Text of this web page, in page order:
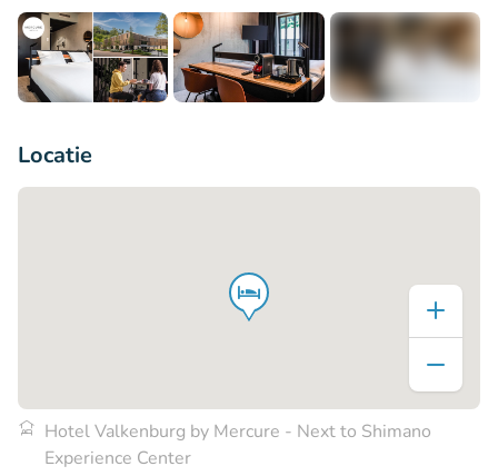
Locatie
Hotel Valkenburg by Mercure - Next to Shimano
Experience Center